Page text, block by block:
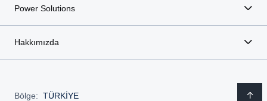
Power Solutions
Hakkımızda
Bölge: TÜRKİYE